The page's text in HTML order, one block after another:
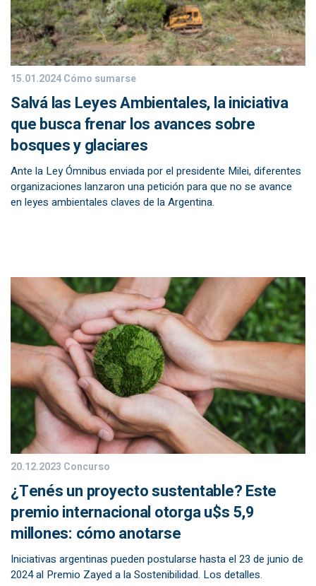
15.01.2024Cómo sumarse
Salvá las Leyes Ambientales, la iniciativa
que busca frenar los avances sobre
bosques y glaciares
Ante la Ley Ómnibus enviada por el presidente Milei, diferentes
organizaciones lanzaron una petición para que no se avance
en leyes ambientales claves de la Argentina.
20.12.2023 Concurso
¿Tenés un proyecto sustentable? Este
premio internacional otorga u$s 5,9
millones: cómo anotarse
Iniciativas argentinas pueden postularse hasta el 23 de junio de
2024 al Premio Zayed a la Sostenibilidad. Los detalles.